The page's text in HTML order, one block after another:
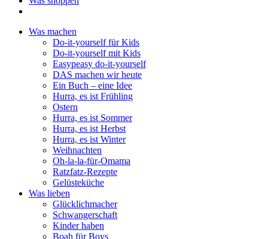
Was machen
Do-it-yourself für Kids
Do-it-yourself mit Kids
Easypeasy do-it-yourself
DAS machen wir heute
Ein Buch – eine Idee
Hurra, es ist Frühling
Ostern
Hurra, es ist Sommer
Hurra, es ist Herbst
Hurra, es ist Winter
Weihnachten
Oh-la-la-für-Omama
Ratzfatz-Rezepte
Gelüsteküche
Was lieben
Glücklichmacher
Schwangerschaft
Kinder haben
Boah für Boys